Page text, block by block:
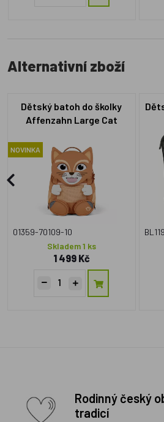
Alternativní zboží
Dětský batoh do školky
Affenzahn Large Cat
NOVINKA
01359-70109-10
Skladem 1 ks
1 499 Kč
Rodinný český
tradicí